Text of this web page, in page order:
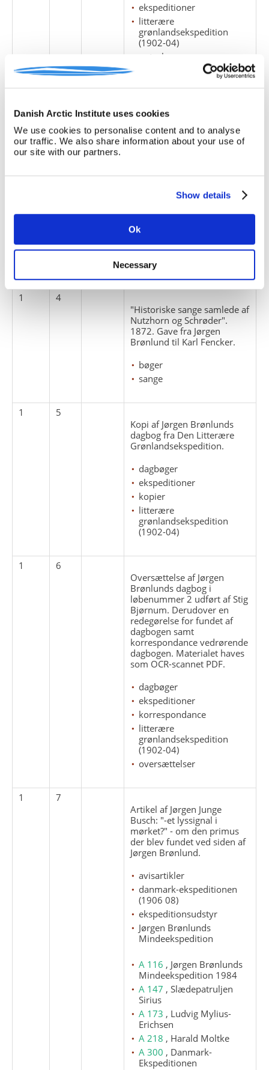
Danish Arctic Institute uses cookies
We use cookies to personalise content and to analyse
our traffic. We also share information about your use of
our site with our partners.
Show details
Ok
Necessary
ekspeditioner
litterære
grønlandsekspedition
(1902-04)
notesbøger
1
3
Dag- og notesbog fra Den
Grønlandsekspedition (se
lb.nr. 2) i Arktisk Institus
skrevet af Frode Knudsen.
Arktisk Institut
ekspeditioner
litterære
(1902-04)
redegørelser
1
4
"Historiske sange samlede af
Nutzhorn og Schrøder".
1872. Gave fra Jørgen
Brønlund til Karl Fencker.
bøger
sange
1
5
Kopi af Jørgen Brønlunds
dagbog fra Den Litterære
Grønlandsekspedition.
dagbøger
ekspeditioner
kopier
litterære
grønlandsekspedition
(1902-04)
1
6
Oversættelse af Jørgen
Brønlunds dagbog i
løbenummer 2 udført af Stig
Bjørnum. Derudover en
redegørelse for fundet af
dagbogen samt
korrespondance vedrørende
dagbogen. Materialet haves
som OCR-scannet PDF.
dagbøger
ekspeditioner
korrespondance
litterære
grønlandsekspedition
(1902-04)
oversættelser
1
7
Artikel af Jørgen Junge
Busch: "-et lyssignal i
mørket?" - om den primus
der blev fundet ved siden af
Jørgen Brønlund.
avisartikler
danmark-ekspeditionen
(1906 08)
ekspeditionsudstyr
Jørgen Brønlunds
Mindeekspedition
A 116 , Jørgen Brønlunds
Mindeekspedition 1984
A 147 , Slædepatruljen
Sirius
A 173 , Ludvig Mylius-
Erichsen
A 218 , Harald Moltke
A 300 , Danmark-
Ekspeditionen